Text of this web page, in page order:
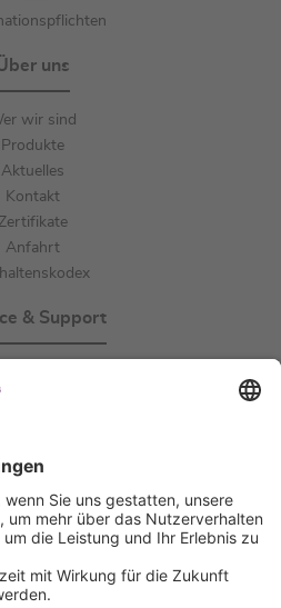
uns
wir sind
Produkte
Aktuelles
Kontakt
Zertifikate
Anfahrt
& Support
anfordern